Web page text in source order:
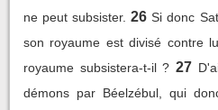
ne peut subsister. 26 Si donc
son royaume est divisé contre
royaume subsistera-t-il ? 27
démons par Béelzébul, qui